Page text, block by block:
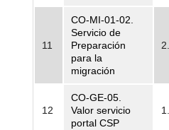
11
CO-MI-01-02.
Servicio de
Preparación
para la
migración
12
CO-GE-05.
Valor servicio
portal CSP